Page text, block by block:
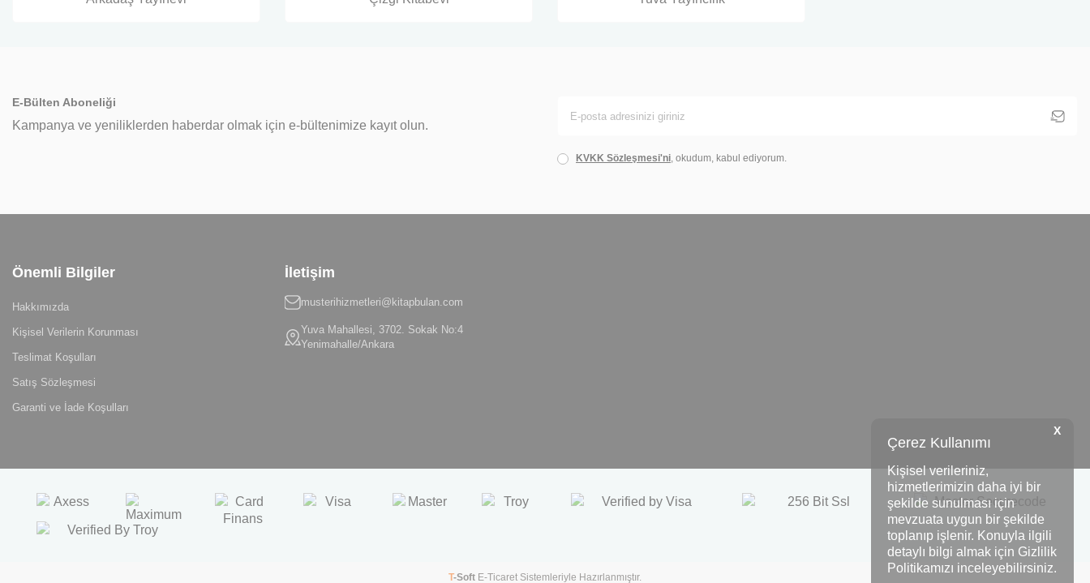
X
Çerez Kullanımı
Kişisel verileriniz,
hizmetlerimizin daha iyi bir
şekilde sunulması için
mevzuata uygun bir şekilde
toplanıp işlenir. Konuyla ilgili
detaylı bilgi almak için Gizlilik
Politikamızı inceleyebilirsiniz.
E-Bülten Aboneliği
Kampanya ve yeniliklerden haberdar olmak için e-bültenimize kayıt olun.
KVKK Sözleşmesi'ni, okudum, kabul ediyorum.
Önemli Bilgiler
Hakkımızda
Kişisel Verilerin Korunması
Teslimat Koşulları
Satış Sözleşmesi
Garanti ve İade Koşulları
İletişim
musterihizmetleri@kitapbulan.com
Yuva Mahallesi, 3702. Sokak No:4
Yenimahalle/Ankara
T-Soft E-Ticaret Sistemleriyle Hazırlanmıştır.